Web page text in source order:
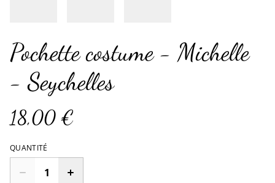
Pochette costume - Michelle
- Seychelles
18,00 €
QUANTITÉ